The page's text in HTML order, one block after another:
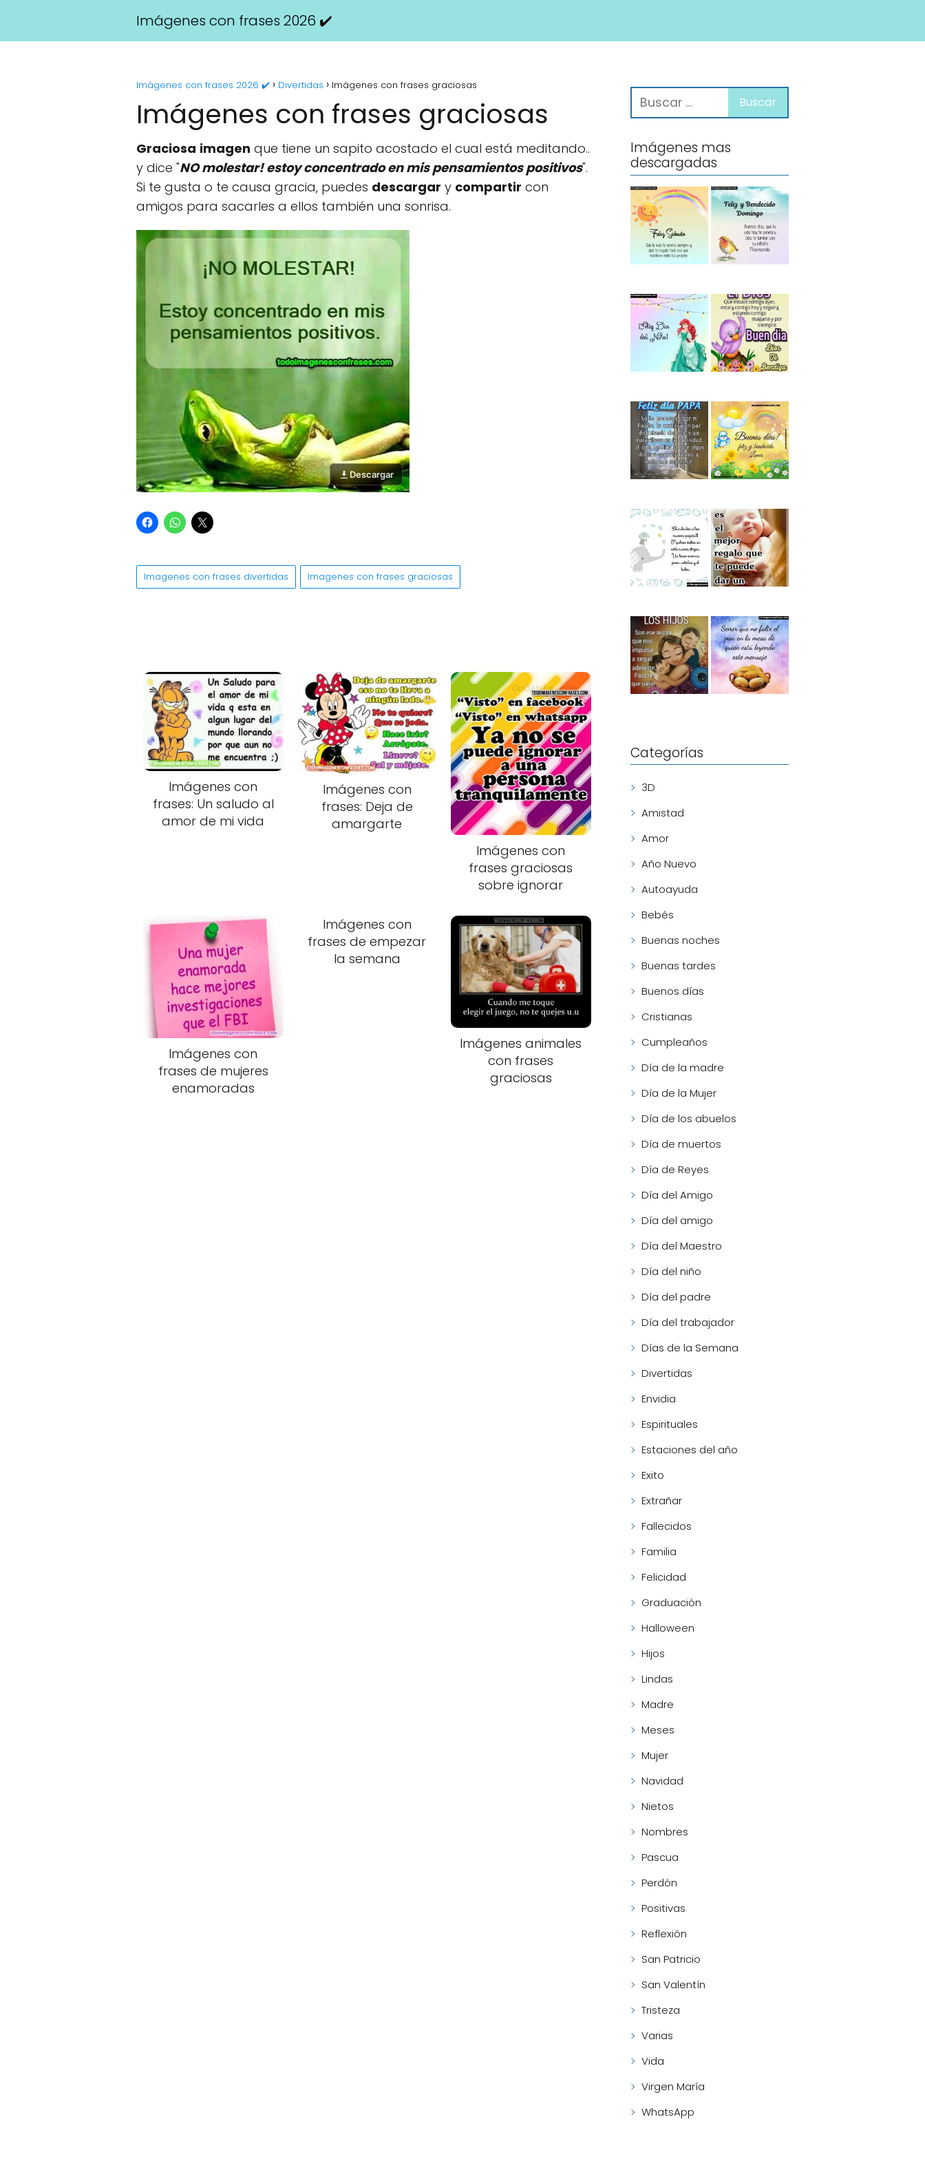
Imágenes con frases 2026 ✔️
Imágenes con frases 2026 ✔️ Divertidas Imágenes con frases graciosas
Imágenes con frases graciosas
Graciosa imagen que tiene un sapito acostado el cual está meditando..
y dice "NO molestar! estoy concentrado en mis pensamientos positivos".
Si te gusta o te causa gracia, puedes descargar y compartir con
amigos para sacarles a ellos también una sonrisa.
Descargar
Imagenes con frases divertidas Imagenes con frases graciosas
Imágenes con
frases: Un saludo al
amor de mi vida
Imágenes con
frases: Deja de
amargarte
Imágenes con
frases graciosas
sobre ignorar
Imágenes con
frases de mujeres
enamoradas
Imágenes con
frases de empezar
la semana
Imágenes animales
con frases
graciosas
Imágenes mas
descargadas
Categorías
3D
Amistad
Amor
Año Nuevo
Autoayuda
Bebés
Buenas noches
Buenas tardes
Buenos días
Cristianas
Cumpleaños
Día de la madre
Día de la Mujer
Día de los abuelos
Día de muertos
Día de Reyes
Día del Amigo
Día del amigo
Día del Maestro
Día del niño
Día del padre
Día del trabajador
Días de la Semana
Divertidas
Envidia
Espirituales
Estaciones del año
Exito
Extrañar
Fallecidos
Familia
Felicidad
Graduación
Halloween
Hijos
Lindas
Madre
Meses
Mujer
Navidad
Nietos
Nombres
Pascua
Perdón
Positivas
Reflexión
San Patricio
San Valentín
Tristeza
Varias
Vida
Virgen María
WhatsApp